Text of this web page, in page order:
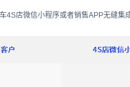
4S店微信小程序或者销售APP无缝